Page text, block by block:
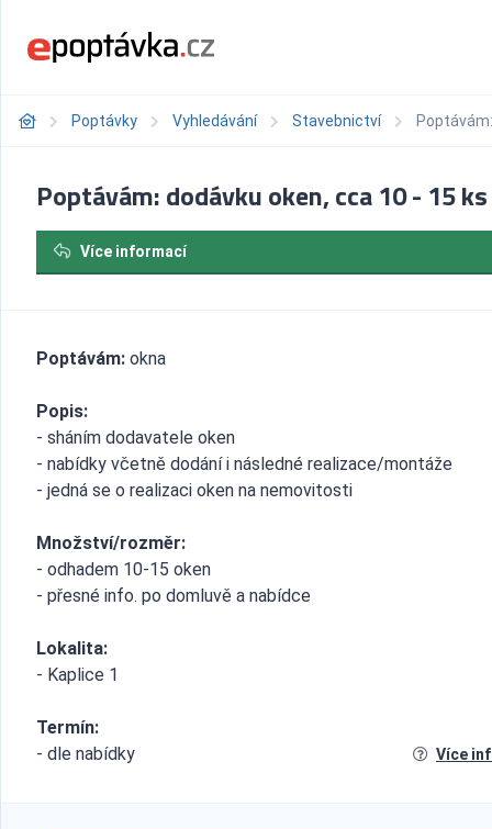
Poptávky Vyhledávání Stavebnictví
Poptávám: dodávku oken, cca 10 - 15 ks
Více informací
Poptávám: okna
Popis:
- sháním dodavatele oken
- nabídky včetně dodání i následné realizace/montáže
- jedná se o realizaci oken na nemovitosti
Množství/rozměr:
- odhadem 10-15 oken
- přesné info. po domluvě a nabídce
Lokalita:
- Kaplice 1
Termín:
- dle nabídky
Více